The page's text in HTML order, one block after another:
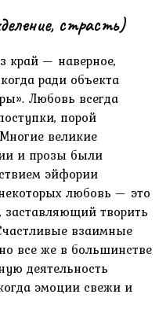
страсть)
край — наверное,
ради объекта
Любовь всегда
порой
великие
и прозы были
эйфории
любовь — это
творить
взаимные
все же в большинстве
деятельность
эмоции свежи и